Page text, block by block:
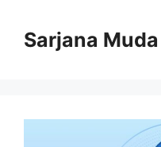
Sarjana Muda